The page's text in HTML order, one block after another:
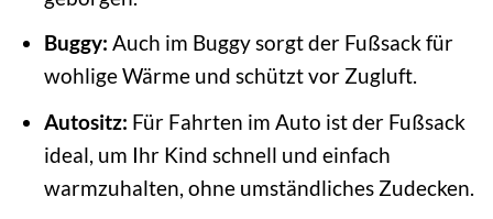
Buggy: Auch im Buggy sorgt der Fußsack für
wohlige Wärme und schützt vor Zugluft.
Autositz: Für Fahrten im Auto ist der Fußsack
ideal, um Ihr Kind schnell und einfach
warmzuhalten, ohne umständliches Zudecken.